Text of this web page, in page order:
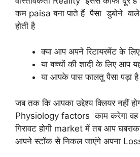
कम paisa बना पाते हैं पैसा डुबोने वाले
होती है
क्या आप अपने रिटायरमेंट के लिए
या बच्चों की शादी के लिए आप
या आपके पास फालतू पैसा पड़ा है
जब तक कि आपका उद्देश्य क्लियर नहीं
Physiology factors काम करेगा वह
गिरावट होगी market में तब आप
आपने स्टॉक से निकल जाएंगे अपना